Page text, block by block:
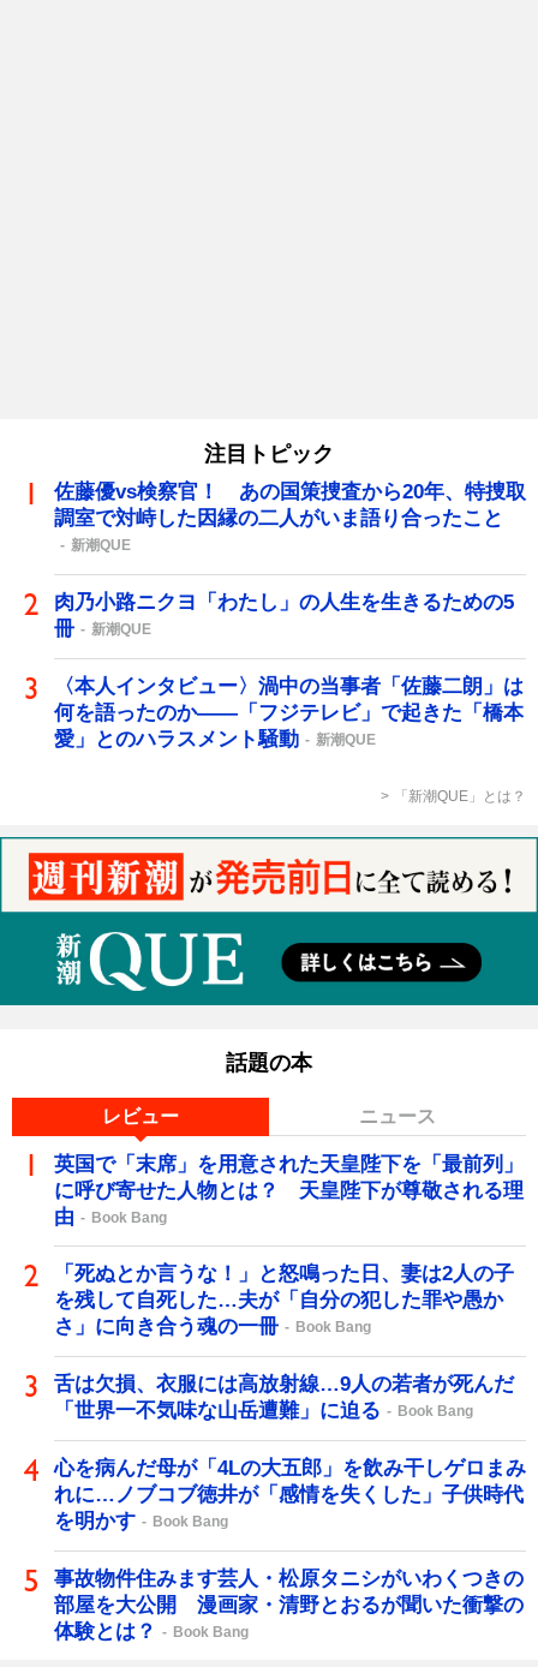
注目トピック
佐藤優vs検察官！ あの国策捜査から20年、特捜取
調室で対峙した因縁の二人がいま語り合ったこと
新潮QUE
肉乃小路ニクヨ「わたし」の人生を生きるための5
冊
新潮QUE
〈本人インタビュー〉渦中の当事者「佐藤二朗」は
何を語ったのか――「フジテレビ」で起きた「橋本
愛」とのハラスメント騒動
新潮QUE
「新潮QUE」とは？
話題の本
レビュー ニュース
英国で「末席」を用意された天皇陛下を「最前列」
に呼び寄せた人物とは？ 天皇陛下が尊敬される理
由
Book Bang
「死ぬとか言うな！」と怒鳴った日、妻は2人の子
を残して自死した…夫が「自分の犯した罪や愚か
さ」に向き合う魂の一冊
Book Bang
舌は欠損、衣服には高放射線…9人の若者が死んだ
「世界一不気味な山岳遭難」に迫る
Book Bang
心を病んだ母が「4Lの大五郎」を飲み干しゲロまみ
れに…ノブコブ徳井が「感情を失くした」子供時代
を明かす
Book Bang
事故物件住みます芸人・松原タニシがいわくつきの
部屋を大公開 漫画家・清野とおるが聞いた衝撃の
体験とは？
Book Bang